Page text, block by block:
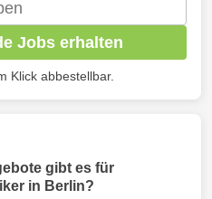
Jobs erhalten
Klick abbestellbar.
gibt es für
in Berlin?